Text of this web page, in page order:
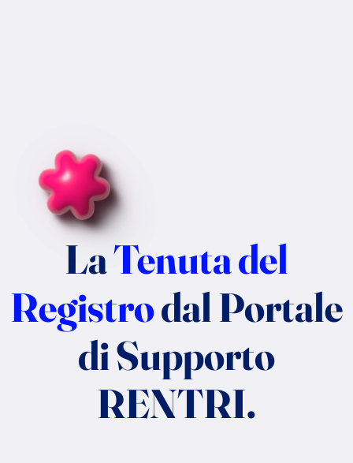
LaTenuta del
Registrodal Portale
di Supporto
RENTRI.